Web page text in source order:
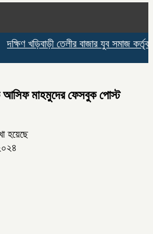
দক্ষিণ খড়িবাড়ী তেলীর বাজার যুব সমাজ
মাহমুদের ফেসবুক পোস্ট
হয়েছে